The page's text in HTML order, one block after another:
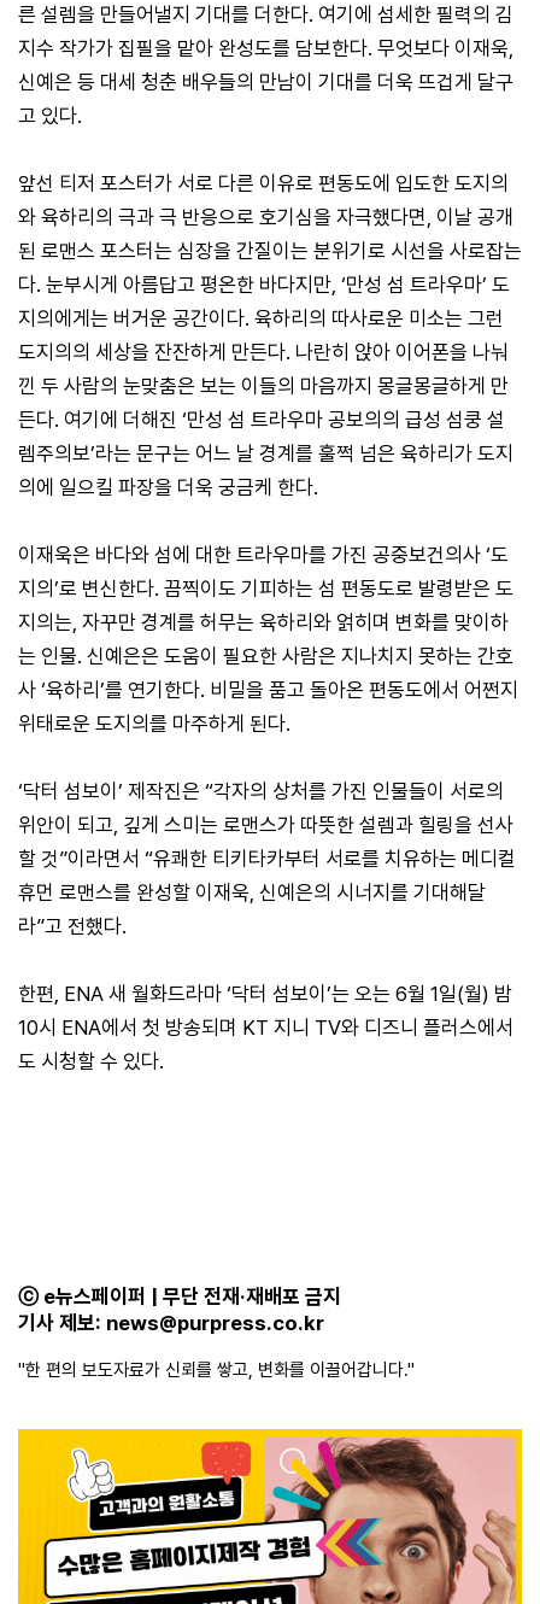
른 설렘을 만들어낼지 기대를 더한다. 여기에 섬세한 필력의 김
지수 작가가 집필을 맡아 완성도를 담보한다. 무엇보다 이재욱,
신예은 등 대세 청춘 배우들의 만남이 기대를 더욱 뜨겁게 달구
고 있다.
앞선 티저 포스터가 서로 다른 이유로 편동도에 입도한 도지의
와 육하리의 극과 극 반응으로 호기심을 자극했다면, 이날 공개
된 로맨스 포스터는 심장을 간질이는 분위기로 시선을 사로잡는
다. 눈부시게 아름답고 평온한 바다지만, ‘만성 섬 트라우마’ 도
지의에게는 버거운 공간이다. 육하리의 따사로운 미소는 그런
도지의의 세상을 잔잔하게 만든다. 나란히 앉아 이어폰을 나눠
낀 두 사람의 눈맞춤은 보는 이들의 마음까지 몽글몽글하게 만
든다. 여기에 더해진 ‘만성 섬 트라우마 공보의의 급성 섬쿵 설
렘주의보’라는 문구는 어느 날 경계를 훌쩍 넘은 육하리가 도지
의에 일으킬 파장을 더욱 궁금케 한다.
이재욱은 바다와 섬에 대한 트라우마를 가진 공중보건의사 ‘도
지의’로 변신한다. 끔찍이도 기피하는 섬 편동도로 발령받은 도
지의는, 자꾸만 경계를 허무는 육하리와 얽히며 변화를 맞이하
는 인물. 신예은은 도움이 필요한 사람은 지나치지 못하는 간호
사 ‘육하리’를 연기한다. 비밀을 품고 돌아온 편동도에서 어쩐지
위태로운 도지의를 마주하게 된다.
‘닥터 섬보이’ 제작진은 “각자의 상처를 가진 인물들이 서로의
위안이 되고, 깊게 스미는 로맨스가 따뜻한 설렘과 힐링을 선사
할 것”이라면서 “유쾌한 티키타카부터 서로를 치유하는 메디컬
휴먼 로맨스를 완성할 이재욱, 신예은의 시너지를 기대해달
라”고 전했다.
한편, ENA 새 월화드라마 ‘닥터 섬보이’는 오는 6월 1일(월) 밤
10시 ENA에서 첫 방송되며 KT 지니 TV와 디즈니 플러스에서
도 시청할 수 있다.
ⓒ e뉴스페이퍼 | 무단 전재·재배포 금지
기사 제보: news@purpress.co.kr
"한 편의 보도자료가 신뢰를 쌓고, 변화를 이끌어갑니다."